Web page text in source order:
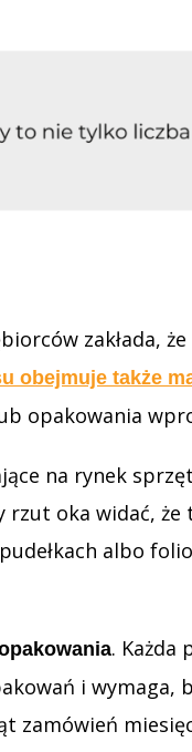
zakłada,
obejmuje także
opakowania
na rynek
oka widać,
albo
. Każda
i wymaga,